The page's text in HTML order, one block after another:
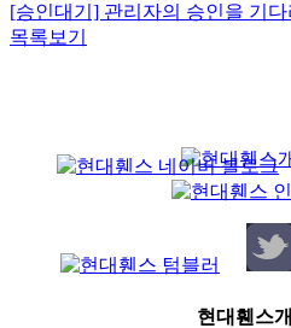
[승인대기] 관리자의 승인을 기
목록보기
현대휀스